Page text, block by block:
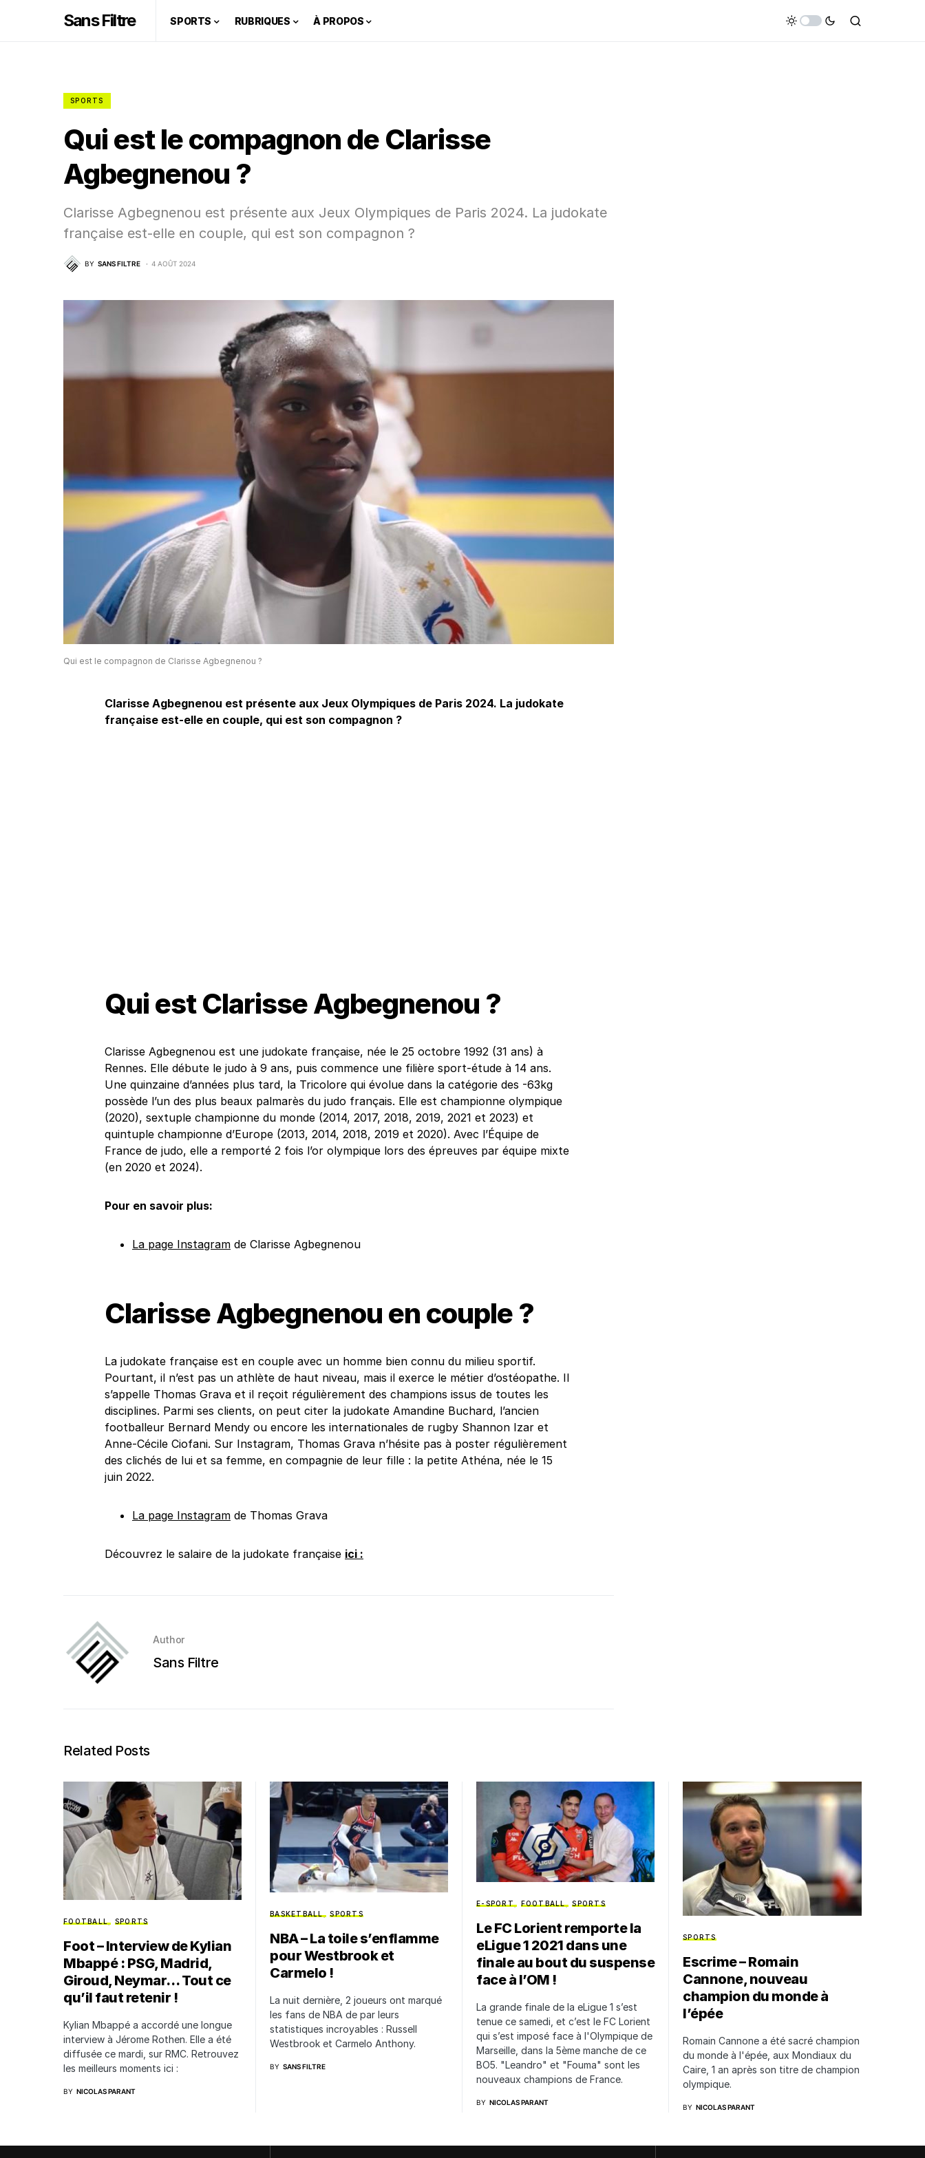
Sans Filtre SPORTS RUBRIQUES À PROPOS
SPORTS
Qui est le compagnon de Clarisse
Agbegnenou ?
Clarisse Agbegnenou est présente aux Jeux Olympiques de Paris 2024. La judokate
française est-elle en couple, qui est son compagnon ?
BY SANS FILTRE 4 AOÛT 2024
Qui est le compagnon de Clarisse Agbegnenou ?
Clarisse Agbegnenou est présente aux Jeux Olympiques de Paris 2024. La judokate
française est-elle en couple, qui est son compagnon ?
Qui est Clarisse Agbegnenou ?
Clarisse Agbegnenou est une judokate française, née le 25 octobre 1992 (31 ans) à
Rennes. Elle débute le judo à 9 ans, puis commence une filière sport-étude à 14 ans.
Une quinzaine d’années plus tard, la Tricolore qui évolue dans la catégorie des -63kg
possède l’un des plus beaux palmarès du judo français. Elle est championne olympique
(2020), sextuple championne du monde (2014, 2017, 2018, 2019, 2021 et 2023) et
quintuple championne d’Europe (2013, 2014, 2018, 2019 et 2020). Avec l’Équipe de
France de judo, elle a remporté 2 fois l’or olympique lors des épreuves par équipe mixte
(en 2020 et 2024).
Pour en savoir plus:
La page Instagram de Clarisse Agbegnenou
Clarisse Agbegnenou en couple ?
La judokate française est en couple avec un homme bien connu du milieu sportif.
Pourtant, il n’est pas un athlète de haut niveau, mais il exerce le métier d’ostéopathe. Il
s’appelle Thomas Grava et il reçoit régulièrement des champions issus de toutes les
disciplines. Parmi ses clients, on peut citer la judokate Amandine Buchard, l’ancien
footballeur Bernard Mendy ou encore les internationales de rugby Shannon Izar et
Anne-Cécile Ciofani. Sur Instagram, Thomas Grava n’hésite pas à poster régulièrement
des clichés de lui et sa femme, en compagnie de leur fille : la petite Athéna, née le 15
juin 2022.
La page Instagram de Thomas Grava
Découvrez le salaire de la judokate française ici :
Author
Sans Filtre
Related Posts
FOOTBALL SPORTS
Foot – Interview de Kylian
Mbappé : PSG, Madrid,
Giroud, Neymar… Tout ce
qu’il faut retenir !
Kylian Mbappé a accordé une longue
interview à Jérome Rothen. Elle a été
diffusée ce mardi, sur RMC. Retrouvez
les meilleurs moments ici :
BY NICOLAS PARANT
BASKETBALL SPORTS
NBA – La toile s’enflamme
pour Westbrook et
Carmelo !
La nuit dernière, 2 joueurs ont marqué
les fans de NBA de par leurs
statistiques incroyables : Russell
Westbrook et Carmelo Anthony.
BY SANS FILTRE
E-SPORT FOOTBALL SPORTS
Le FC Lorient remporte la
eLigue 1 2021 dans une
finale au bout du suspense
face à l’OM !
La grande finale de la eLigue 1 s’est
tenue ce samedi, et c’est le FC Lorient
qui s’est imposé face à l'Olympique de
Marseille, dans la 5ème manche de ce
BO5. "Leandro" et "Fouma" sont les
nouveaux champions de France.
BY NICOLAS PARANT
SPORTS
Escrime – Romain
Cannone, nouveau
champion du monde à
l’épée
Romain Cannone a été sacré champion
du monde à l'épée, aux Mondiaux du
Caire, 1 an après son titre de champion
olympique.
BY NICOLAS PARANT